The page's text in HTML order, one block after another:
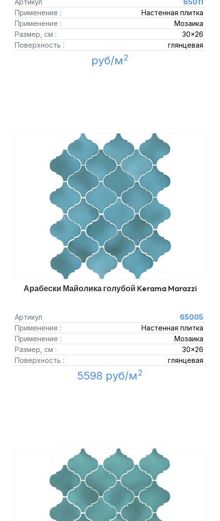
Артикул
65011
Применение :
Настенная плитка
Применение :
Мозаика
Размер, см :
30x26
Поверхность :
глянцевая
руб/м2
Арабески Майолика голубой Kerama Marazzi
Артикул
65005
Применение :
Настенная плитка
Применение :
Мозаика
Размер, см :
30x26
Поверхность :
глянцевая
5598 руб/м2